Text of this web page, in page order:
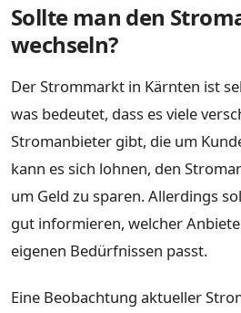
Sollte man den
wechseln?
Der Strommarkt in Kärnten ist
was bedeutet, dass es viele
Stromanbieter gibt, die um
kann es sich lohnen, den
um Geld zu sparen. Allerdings
gut informieren, welcher
eigenen Bedürfnissen passt.
Eine Beobachtung aktueller